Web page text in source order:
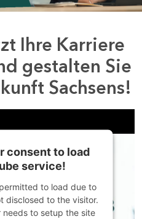
Ihre Karriere
gestalten Sie
Sachsens!
consent to load
service!
to load due to
disclosed to the visitor.
to setup the site